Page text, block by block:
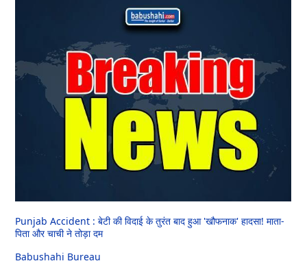
Punjab Accident : बेटी की विदाई के तुरंत बाद हुआ 'खौफनाक' हादसा! माता-
पिता और चाची ने तोड़ा दम
Babushahi Bureau